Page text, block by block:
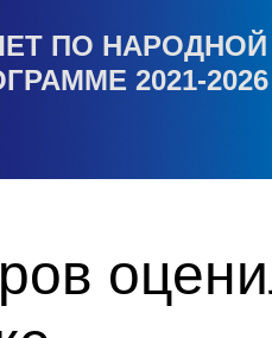
ПО НАРОДНОЙ
2021-2026